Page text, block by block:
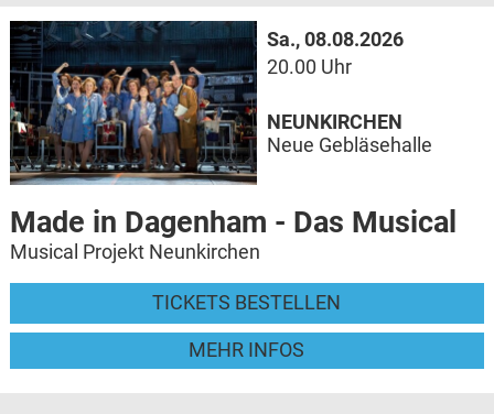
Sa., 08.08.2026
20.00 Uhr
Made in Dagenham - Das Musical
Musical Projekt Neunkirchen
TICKETS BESTELLEN
MEHR INFOS
NEUNKIRCHEN
Neue Gebläsehalle